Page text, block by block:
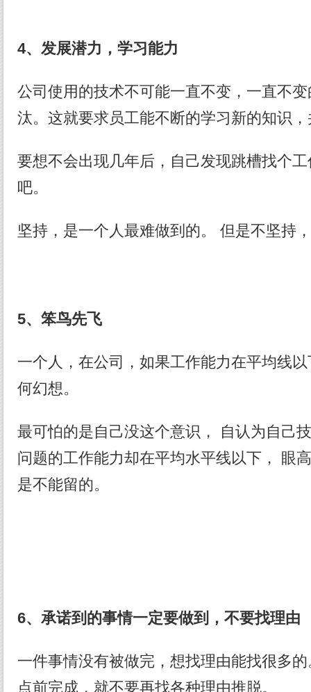
4、发展潜力，学习能力
公司使用的技术不可能一直不变，一直不
汰。这就要求员工能不断的学习新的知识
要想不会出现几年后，自己发现跳槽找个
吧。
坚持，是一个人最难做到的。 但是不坚持
5、笨鸟先飞
一个人，在公司，如果工作能力在平均线
何幻想。
最可怕的是自己没这个意识， 自认为自己
问题的工作能力却在平均水平线以下， 眼
是不能留的。
6、承诺到的事情一定要做到，不要找理由
一件事情没有被做完，想找理由能找很多
点前完成，就不要再找各种理由推脱。